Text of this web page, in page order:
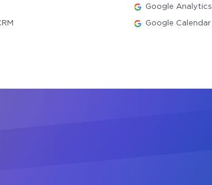
Google Analytics
Google Calendar